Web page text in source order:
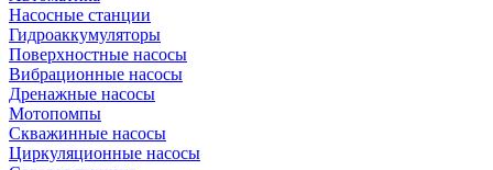
Насосные станции
Гидроаккумуляторы
Поверхностные насосы
Вибрационные насосы
Дренажные насосы
Мотопомпы
Скважинные насосы
Циркуляционные насосы